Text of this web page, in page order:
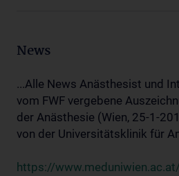
News
...Alle News Anästhesist und
vom FWF vergebene
der Anästhesie (Wien, 25-1-
von der Universitätsklinik für
https://